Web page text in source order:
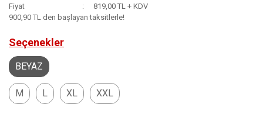
Fiyat
819,00 TL + KDV
900,90 TL den başlayan taksitlerle!
Seçenekler
BEYAZ
M L XL XXL